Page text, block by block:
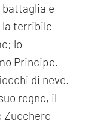
e
la terribile
lo
Principe.
di neve.
regno, il
Zucchero